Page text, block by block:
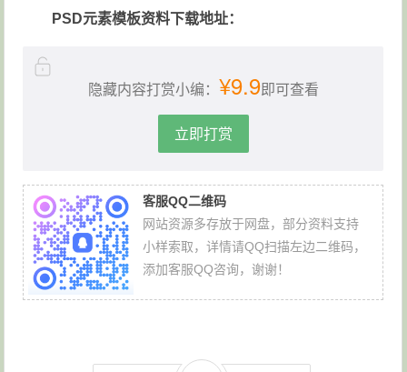
PSD元素模板资料下载地址：
隐藏内容打赏小编： ¥9.9即可查看
立即打赏
客服QQ二维码
网站资源多存放于网盘，部分资料支持
小样索取，详情请QQ扫描左边二维码，
添加客服QQ咨询，谢谢！